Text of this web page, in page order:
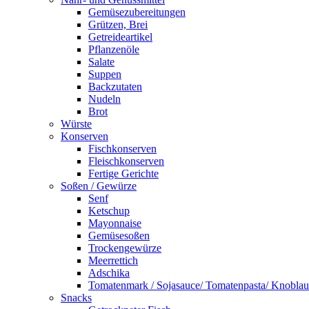
Gemüsezubereitungen
Grützen, Brei
Getreideartikel
Pflanzenöle
Salate
Suppen
Backzutaten
Nudeln
Brot
Würste
Konserven
Fischkonserven
Fleischkonserven
Fertige Gerichte
Soßen / Gewürze
Senf
Ketschup
Mayonnaise
Gemüsesoßen
Trockengewürze
Meerrettich
Adschika
Tomatenmark / Sojasauce/ Tomatenpasta/
Snacks